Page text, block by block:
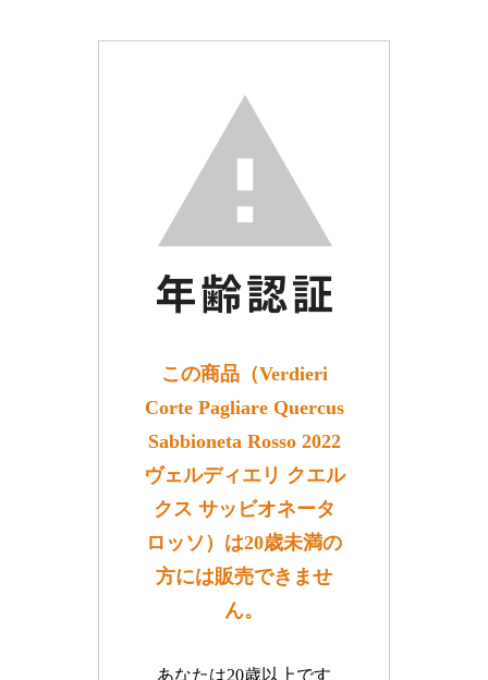
この商品（Verdieri
Corte Pagliare Quercus
Sabbioneta Rosso 2022
ヴェルディエリ クエル
クス サッビオネータ
ロッソ）は20歳未満の
方には販売できませ
ん。
あなたは20歳以上です